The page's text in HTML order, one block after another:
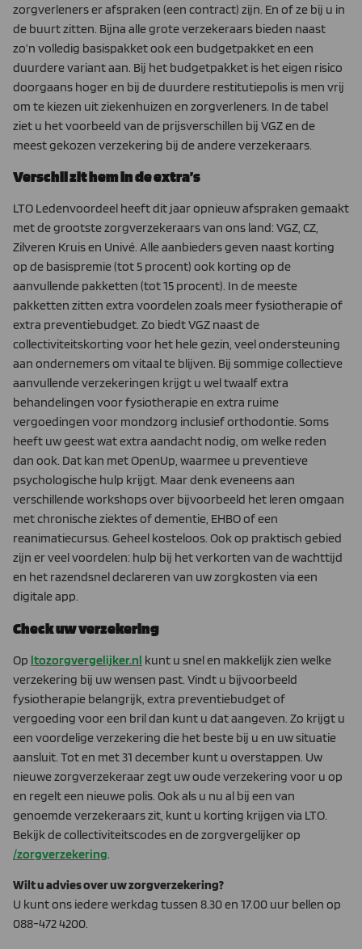
zorgverleners er afspraken (een contract) zijn. En of ze bij u in
de buurt zitten. Bijna alle grote verzekeraars bieden naast
zo’n volledig basispakket ook een budgetpakket en een
duurdere variant aan. Bij het budgetpakket is het eigen risico
doorgaans hoger en bij de duurdere restitutiepolis is men vrij
om te kiezen uit ziekenhuizen en zorgverleners. In de tabel
ziet u het voorbeeld van de prijsverschillen bij VGZ en de
meest gekozen verzekering bij de andere verzekeraars.
Verschil zit hem in de extra’s
LTO Ledenvoordeel heeft dit jaar opnieuw afspraken gemaakt
met de grootste zorgverzekeraars van ons land: VGZ, CZ,
Zilveren Kruis en Univé. Alle aanbieders geven naast korting
op de basispremie (tot 5 procent) ook korting op de
aanvullende pakketten (tot 15 procent). In de meeste
pakketten zitten extra voordelen zoals meer fysiotherapie of
extra preventiebudget. Zo biedt VGZ naast de
collectiviteitskorting voor het hele gezin, veel ondersteuning
aan ondernemers om vitaal te blijven. Bij sommige collectieve
aanvullende verzekeringen krijgt u wel twaalf extra
behandelingen voor fysiotherapie en extra ruime
vergoedingen voor mondzorg inclusief orthodontie. Soms
heeft uw geest wat extra aandacht nodig, om welke reden
dan ook. Dat kan met OpenUp, waarmee u preventieve
psychologische hulp krijgt. Maar denk eveneens aan
verschillende workshops over bijvoorbeeld het leren omgaan
met chronische ziektes of dementie, EHBO of een
reanimatiecursus. Geheel kosteloos. Ook op praktisch gebied
zijn er veel voordelen: hulp bij het verkorten van de wachttijd
en het razendsnel declareren van uw zorgkosten via een
digitale app.
Check uw verzekering
Op ltozorgvergelijker.nl kunt u snel en makkelijk zien welke
verzekering bij uw wensen past. Vindt u bijvoorbeeld
fysiotherapie belangrijk, extra preventiebudget of
vergoeding voor een bril dan kunt u dat aangeven. Zo krijgt u
een voordelige verzekering die het beste bij u en uw situatie
aansluit. Tot en met 31 december kunt u overstappen. Uw
nieuwe zorgverzekeraar zegt uw oude verzekering voor u op
en regelt een nieuwe polis. Ook als u nu al bij een van
genoemde verzekeraars zit, kunt u korting krijgen via LTO.
Bekijk de collectiviteitscodes en de zorgvergelijker op
/zorgverzekering.
Wilt u advies over uw zorgverzekering?
U kunt ons iedere werkdag tussen 8.30 en 17.00 uur bellen op
088-472 4200.